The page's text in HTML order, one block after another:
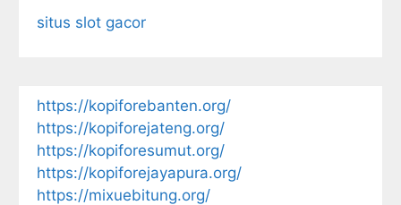
situs slot gacor
https://kopiforebanten.org/
https://kopiforejateng.org/
https://kopiforesumut.org/
https://kopiforejayapura.org/
https://mixuebitung.org/